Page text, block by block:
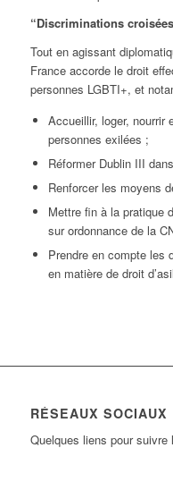
“Discriminations
Tout en agissant
France accorde le droit
personnes LGBTI+, et
Accueillir, loger, nourrir
personnes exilées ;
Réformer Dublin III
Renforcer les moyens
Mettre fin à la pratique
sur ordonnance de la
Prendre en compte les
en matière de droit
RÉSEAUX SOCIAUX
Quelques liens pour suivre